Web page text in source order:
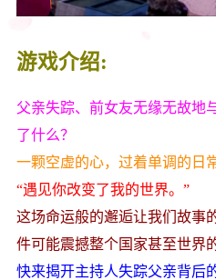
游戏介绍:
父亲失踪、前女友无缘无故地
了什么？
一颗空虚的心，过着单调的日
“遇见你改变了我的世界。”
这场命运般的邂逅让我们故事
件可能震撼整个国家甚至世界
快来揭开主持人失踪父亲背后